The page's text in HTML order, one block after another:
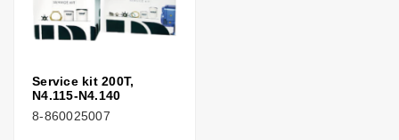
Service kit 200T,
N4.115-N4.140
8-860025007